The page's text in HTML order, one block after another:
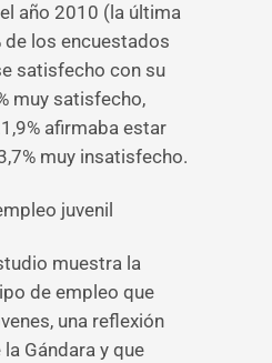
año 2010 (la última
de los encuestados
satisfecho con su
muy satisfecho,
afirmaba estar
muy insatisfecho.
juvenil
muestra la
de empleo que
una reflexión
Gándara y que